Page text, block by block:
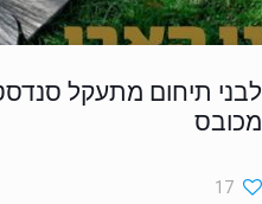
לבני תיחום מתעקל
מכובס
17